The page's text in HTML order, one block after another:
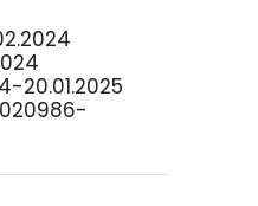
20.01.2025